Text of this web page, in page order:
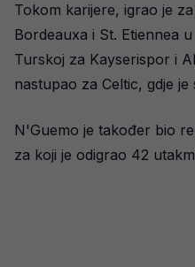
Tokom karijere, igrao je
Bordeauxa i St. Etiennea
Turskoj za Kayserispor i
nastupao za Celtic, gdje
N'Guemo je također bio
za koji je odigrao 42